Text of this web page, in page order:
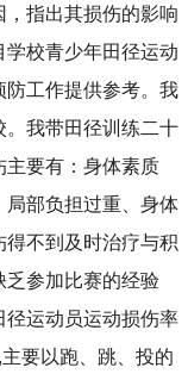
指出其损伤的影响
学校青少年田径运动
防工作提供参考。我
。我带田径训练二十
主要有：身体素质
局部负担过重、身体
不到及时治疗与积
乏参加比赛的经验
径运动员运动损伤率
,主要以跑、跳、投的